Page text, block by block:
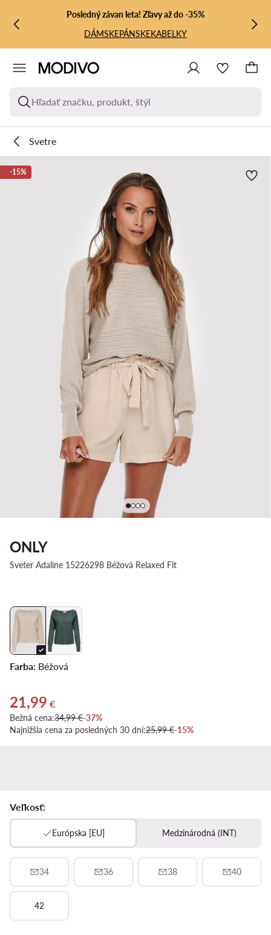
PREJSŤ NA HLAVNÝ OBSAH
PREJSŤ NA VYHĽADÁVANIE
Posledný závan leta! Zľavy až do -35%
DÁMSKEPÁNSKEKABELKY
Hľadať značku, produkt, štýl
Svetre
-15%
ONLY
Sveter Adaline 15226298 Béžová Relaxed Fit
Farba: Béžová
Aktuálna cena 21,99 €
21,99 €
Bežná cena:34,99 €-37%
Najnižšia cena za posledných 30 dní:25,99 €-15%
Veľkosť:
Európska [EU] Medzinárodná (INT)
34 36 38 40
42